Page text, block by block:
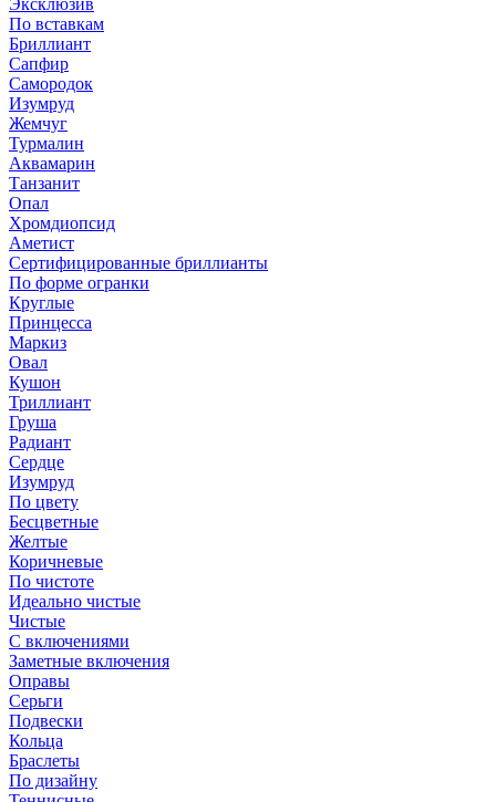
Эксклюзив
По вставкам
Бриллиант
Сапфир
Самородок
Изумруд
Жемчуг
Турмалин
Аквамарин
Танзанит
Опал
Хромдиопсид
Аметист
Сертифицированные бриллианты
По форме огранки
Круглые
Принцесса
Маркиз
Овал
Кушон
Триллиант
Груша
Радиант
Сердце
Изумруд
По цвету
Бесцветные
Желтые
Коричневые
По чистоте
Идеально чистые
Чистые
С включениями
Заметные включения
Оправы
Серьги
Подвески
Кольца
Браслеты
По дизайну